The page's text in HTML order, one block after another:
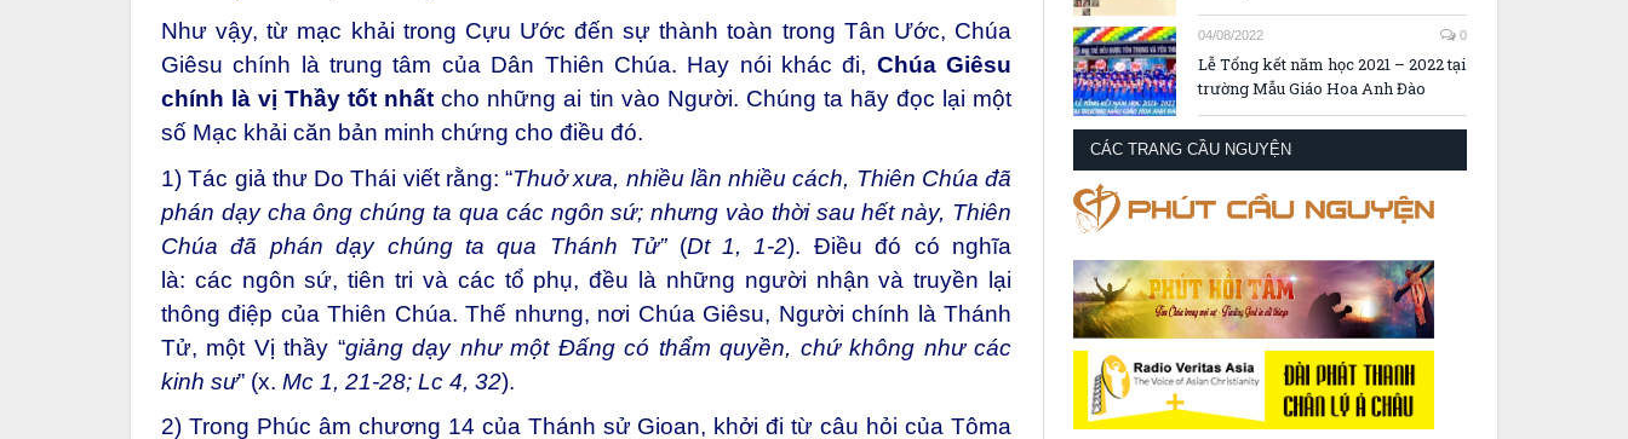
Như vậy, từ mạc khải trong Cựu Ước đến sự thành toàn trong Tân Ước, Chúa
Giêsu chính là trung tâm của Dân Thiên Chúa. Hay nói khác đi, Chúa Giêsu
chính là vị Thầy tốt nhấtcho những ai tin vào Người. Chúng ta hãy đọc lại một
số Mạc khải căn bản minh chứng cho điều đó.
1) Tác giả thư Do Thái viết rằng: “Thuở xưa, nhiều lần nhiều cách, Thiên Chúa đã
phán dạy cha ông chúng ta qua các ngôn sứ; nhưng vào thời sau hết này, Thiên
Chúa đã phán dạy chúng ta qua Thánh Tử” (Dt 1, 1-2). Điều đó có nghĩa
là: các ngôn sứ, tiên tri và các tổ phụ, đều là những người nhận và truyền lại
thông điệp của Thiên Chúa. Thế nhưng, nơi Chúa Giêsu, Người chính là Thánh
Tử, một Vị thầy “giảng dạy như một Đấng có thẩm quyền, chứ không như các
kinh sư” (x. Mc 1, 21-28; Lc 4, 32).
2) Trong Phúc âm chương 14 của Thánh sử Gioan, khởi đi từ câu hỏi của Tôma
04/08/2022 0
Lễ Tổng kết năm học 2021 – 2022 tại
trường Mẫu Giáo Hoa Anh Đào
CÁC TRANG CẦU NGUYỆN